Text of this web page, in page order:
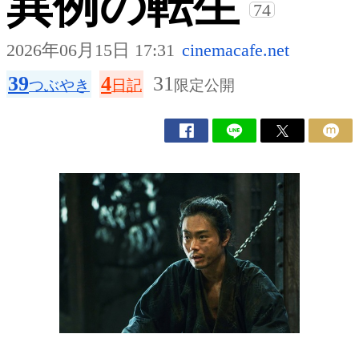
74
2026年06月15日 17:31 cinemacafe.net
39つぶやき 4日記 31 限定公開